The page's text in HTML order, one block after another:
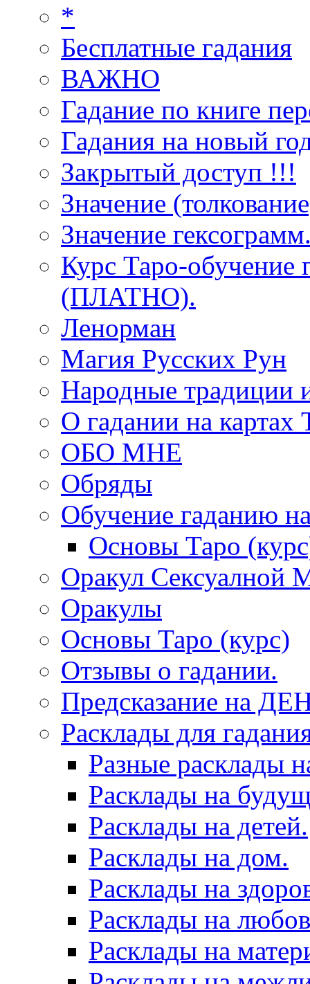
*
Бесплатные гадания
ВАЖНО
Гадание по книге
Гадания на новый
Закрытый доступ !!!
Значение
Значение
Курс Таро-обучение
(ПЛАТНО).
Ленорман
Магия Русских Рун
Народные традиции
О гадании на картах
ОБО МНЕ
Обряды
Обучение гаданию
Основы Таро
Оракул Сексуалной
Оракулы
Основы Таро (курс)
Отзывы о гадании.
Предсказание на
Расклады для
Разные расклады
Расклады на
Расклады на детей.
Расклады на дом.
Расклады на
Расклады на
Расклады на